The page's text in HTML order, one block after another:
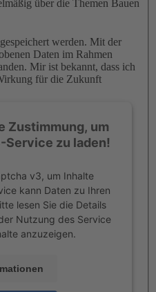
über die Themen Bauen
werden. Mit der
Daten im Rahmen
Mir ist bekannt, dass ich
für die Zukunft
Zustimmung, um
Service zu laden!
v3, um Inhalte
kann Daten zu Ihren
lesen Sie die Details
Nutzung des Service
anzuzeigen.